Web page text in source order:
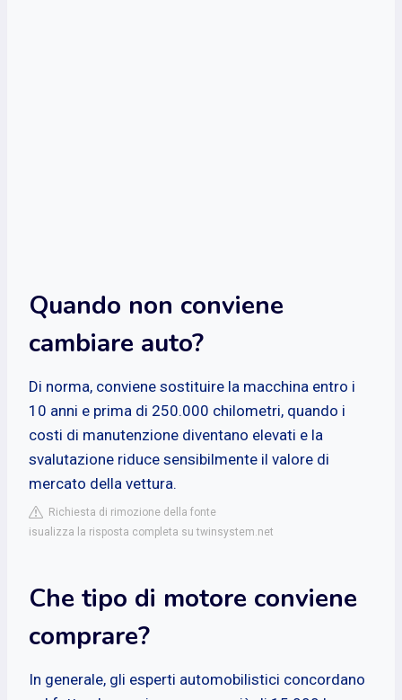
Quando non conviene
cambiare auto?
Di norma, conviene sostituire la macchina entro i
10 anni e prima di 250.000 chilometri, quando i
costi di manutenzione diventano elevati e la
svalutazione riduce sensibilmente il valore di
mercato della vettura.
Richiesta di rimozione della fonte
isualizza la risposta completa su twinsystem.net
Che tipo di motore conviene
comprare?
In generale, gli esperti automobilistici concordano